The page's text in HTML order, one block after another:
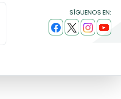
SÍGUENOS EN: